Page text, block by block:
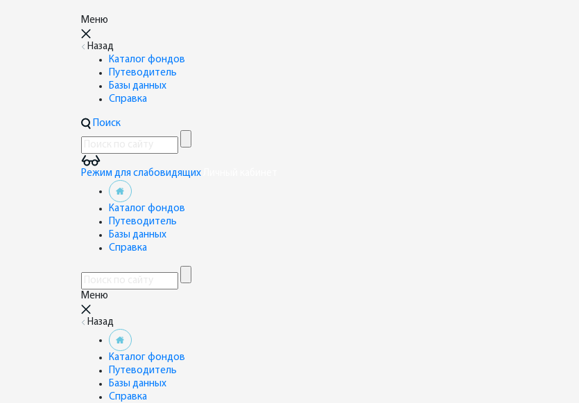
Меню
Назад
Каталог фондов
Путеводитель
Базы данных
Справка
Поиск
Режим для слабовидящих
Каталог фондов
Путеводитель
Базы данных
Справка
Меню
Назад
Каталог фондов
Путеводитель
Базы данных
Справка